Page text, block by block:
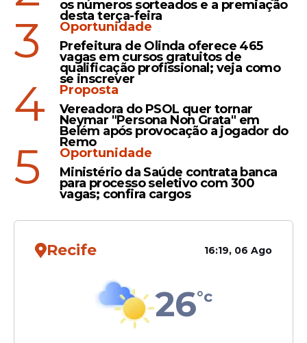
Barrado
Zanin nega pedido para que
STF obrigue Câmara a
instalar CPI do Banco
Master
Definido
Zanin é sorteado relator de
ação que pede CPI do
declarar suspeito
os números sorteados e a premiação
desta terça-feira
3
Oportunidade
Prefeitura de Olinda oferece 465
vagas em cursos gratuitos de
qualificação profissional; veja como
se inscrever
4
Proposta
Vereadora do PSOL quer tornar
Neymar "Persona Non Grata" em
Belém após provocação a jogador do
Remo
5
Oportunidade
Ministério da Saúde contrata banca
para processo seletivo com 300
vagas; confira cargos
Recife 16:19, 06 Ago
26°c